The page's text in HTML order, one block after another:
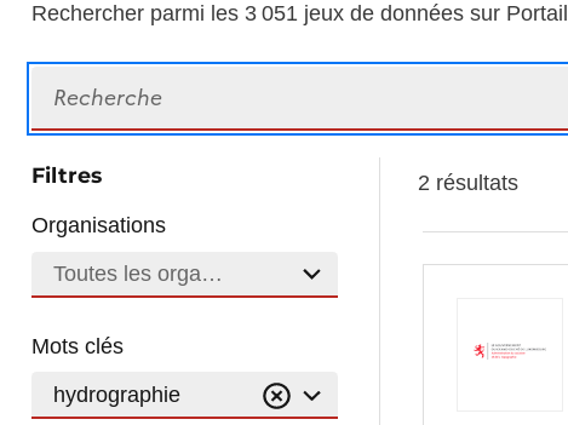
Rechercher parmi les 3 051 jeux de données sur
Filtres
Organisations
Toutes les organisations
Mots clés
hydrographie
2 résultats